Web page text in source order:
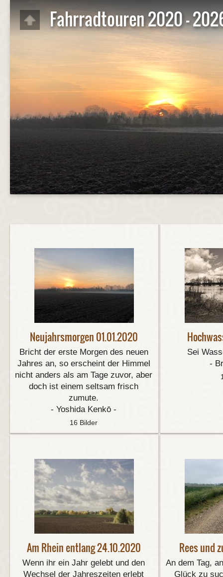
Fahrradtouren 2020 -
Neujahrsmorgen 01.01.2020
Bricht der erste Morgen des neuen
Jahres an, so erscheint der Himmel
nicht anders als am Tage zuvor, aber
doch ist einem seltsam frisch
zumute.
- Yoshida Kenkō -
16 Bilder
Sei
-
Am Rhein entlang 24.10.2020
Wenn ihr ein Jahr gelebt und den
Wechsel der Jahreszeiten erlebt
Rees und
An dem Tag,
Glück zu